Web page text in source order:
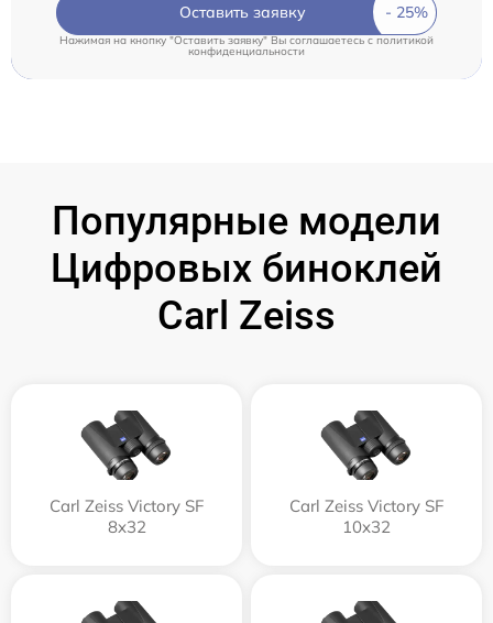
Оставить заявку
Нажимая на кнопку "Оставить заявку" Вы соглашаетесь cполитикой
конфиденциальности
Популярные модели
Цифровых биноклей
Carl Zeiss
Carl Zeiss Victory SF
8x32
Carl Zeiss Victory SF
10x32